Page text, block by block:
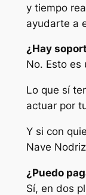
y tiempo
ayudarte a
¿Hay
No. Esto es
Lo que sí
actuar por
Y si con
Nave
¿Puedo
Sí, en dos